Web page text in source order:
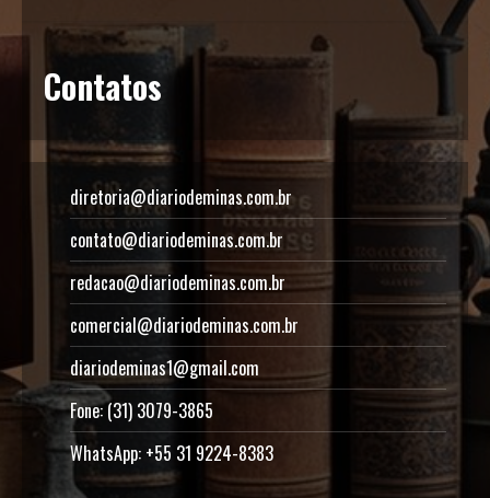
Contatos
diretoria@diariodeminas.com.br
contato@diariodeminas.com.br
redacao@diariodeminas.com.br
comercial@diariodeminas.com.br
diariodeminas1@gmail.com
Fone: (31) 3079-3865
WhatsApp: +55 31 9224-8383